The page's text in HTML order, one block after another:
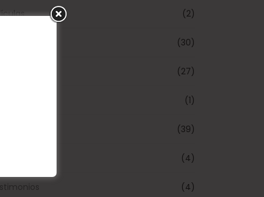
(2)
(30)
(27)
(1)
(39)
(4)
(4)